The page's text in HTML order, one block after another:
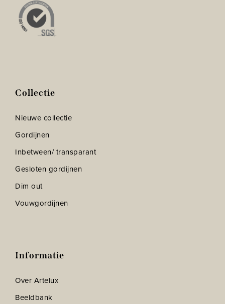
Collectie
Nieuwe collectie
Gordijnen
Inbetween/ transparant
Gesloten gordijnen
Dim out
Vouwgordijnen
Informatie
Over Artelux
Beeldbank